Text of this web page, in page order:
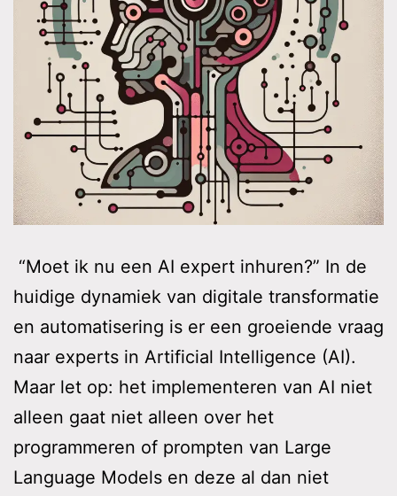
“Moet ik nu een AI expert inhuren?” In de
huidige dynamiek van digitale transformatie
en automatisering is er een groeiende vraag
naar experts in Artificial Intelligence (AI).
Maar let op: het implementeren van AI niet
alleen gaat niet alleen over het
programmeren of prompten van Large
Language Models en deze al dan niet